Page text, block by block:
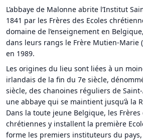
L’abbaye de Malonne abrite l’Institut
1841 par les Frères des Ecoles
domaine de l’enseignement en
dans leurs rangs le Frère Mutien-Marie
en 1989.
Les origines du lieu sont liées à un
irlandais de la fin du 7e siècle,
siècle, des chanoines réguliers de
une abbaye qui se maintient jusqu’à la
Dans la toute jeune Belgique, les Frères
chrétiennes y installent la première
forme les premiers instituteurs du